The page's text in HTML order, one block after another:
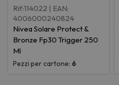
Rif:114022 | EAN:
4006000240824
Nivea Solare Protect &
Bronze Fp30 Trigger 250
Ml
Pezzi per cartone: 6